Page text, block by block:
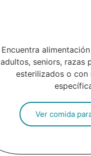
Encuentra
adultos, seniors, razas
esterilizados o con
Ver comida